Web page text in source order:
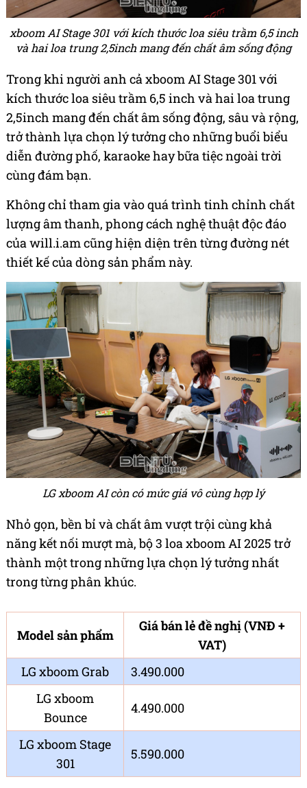
xboom AI Stage 301 với kích thước loa siêu trầm 6,5 inch
và hai loa trung 2,5inch mang đến chất âm sống động
Trong khi người anh cả xboom AI Stage 301 với
kích thước loa siêu trầm 6,5 inch và hai loa trung
2,5inch mang đến chất âm sống động, sâu và rộng,
trở thành lựa chọn lý tưởng cho những buổi biểu
diễn đường phố, karaoke hay bữa tiệc ngoài trời
cùng đám bạn.
Không chỉ tham gia vào quá trình tinh chỉnh chất
lượng âm thanh, phong cách nghệ thuật độc đáo
của will.i.am cũng hiện diện trên từng đường nét
thiết kế của dòng sản phẩm này.
LG xboom AI còn có mức giá vô cùng hợp lý
Nhỏ gọn, bền bỉ và chất âm vượt trội cùng khả
năng kết nối mượt mà, bộ 3 loa xboom AI 2025 trở
thành một trong những lựa chọn lý tưởng nhất
trong từng phân khúc.
Model sản phẩm
Giá bán lẻ đề nghị (VNĐ +
VAT)
LG xboom Grab
3.490.000
LG xboom
Bounce
4.490.000
LG xboom Stage
301
5.590.000